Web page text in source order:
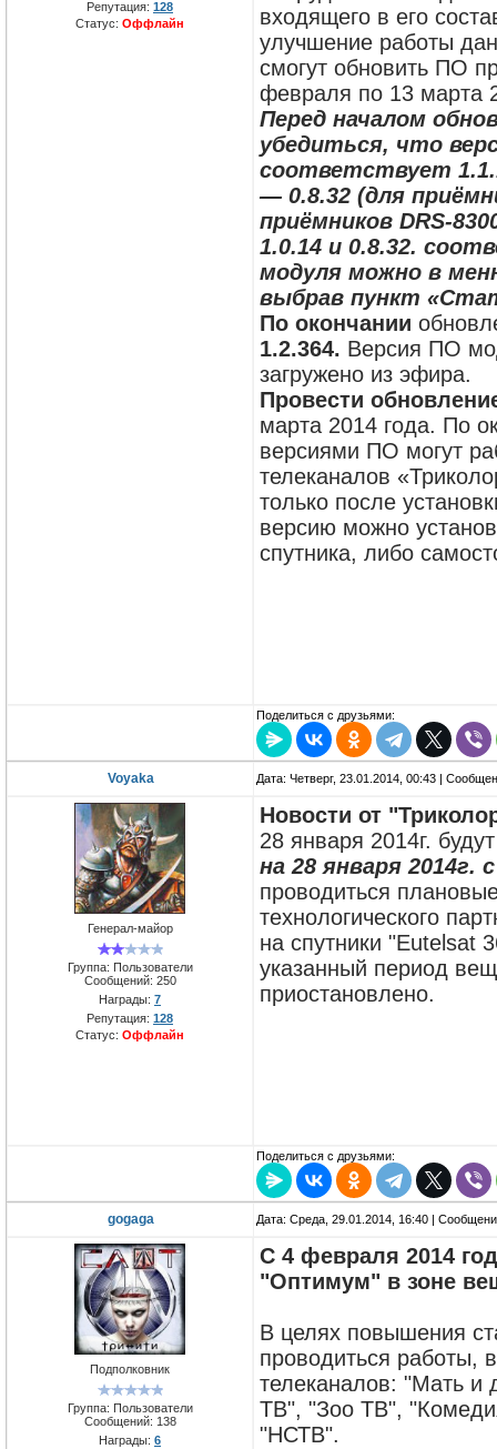
Репутация: 128
Статус: Оффлайн
входящего в его
улучшение работы
смогут обновить ПО
февраля по 13 марта
Перед началом
убедиться, что
соответствует
— 0.8.32 (для
приёмников DRS-
1.0.14 и 0.8.32.
модуля можно в
выбрав пункт
По окончании
1.2.364. Версия ПО
загружено из эфира.
Провести
марта 2014 года. По
версиями ПО могут
телеканалов
только после
версию можно
спутника, либо
Поделиться с друзьями:
Voyaka Дата: Четверг, 23.01.2014, 00:43 |
Генерал-майор
Группа: Пользователи
Сообщений: 250
Награды: 7
Репутация: 128
Статус: Оффлайн
Новости от
28 января 2014г.
на 28 января 2014г.
проводиться
технологического
на спутники "Eutelsat
указанный период
приостановлено.
Поделиться с друзьями:
gogaga Дата: Среда, 29.01.2014, 16:40 |
Подполковник
Группа: Пользователи
Сообщений: 138
Награды: 6
С 4 февраля 2014
"Оптимум" в зоне
В целях повышения
проводиться работы,
телеканалов: "Мать
ТВ", "Зоо ТВ",
"НСТВ".